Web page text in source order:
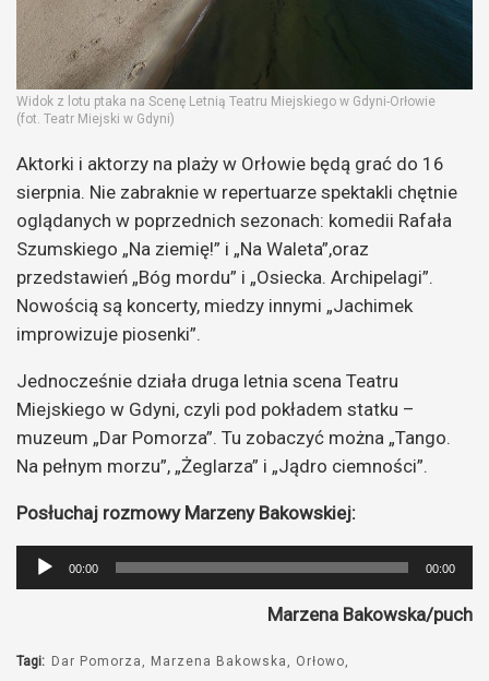
Widok z lotu ptaka na Scenę Letnią Teatru Miejskiego w Gdyni-Orłowie
(fot. Teatr Miejski w Gdyni)
Aktorki i aktorzy na plaży w Orłowie będą grać do 16
sierpnia. Nie zabraknie w repertuarze spektakli chętnie
oglądanych w poprzednich sezonach: komedii Rafała
Szumskiego „Na ziemię!” i „Na Waleta”,oraz
przedstawień „Bóg mordu” i „Osiecka. Archipelagi”.
Nowością są koncerty, miedzy innymi „Jachimek
improwizuje piosenki”.
Jednocześnie działa druga letnia scena Teatru
Miejskiego w Gdyni, czyli pod pokładem statku –
muzeum „Dar Pomorza”. Tu zobaczyć można „Tango.
Na pełnym morzu”, „Żeglarza” i „Jądro ciemności”.
Posłuchaj rozmowy Marzeny Bakowskiej:
Odtwarzacz
plików
00:00 00:00
Marzena Bakowska/puch
Tagi: Dar Pomorza Marzena Bakowska
Orłowo